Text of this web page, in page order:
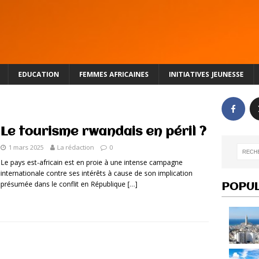
EDUCATION FEMMES AFRICAINES INITIATIVES JEUNESSE
Le tourisme rwandais en péril ?
1 mars 2025 La rédaction 0
Le pays est-africain est en proie à une intense campagne
internationale contre ses intérêts à cause de son implication
présumée dans le conflit en République […]